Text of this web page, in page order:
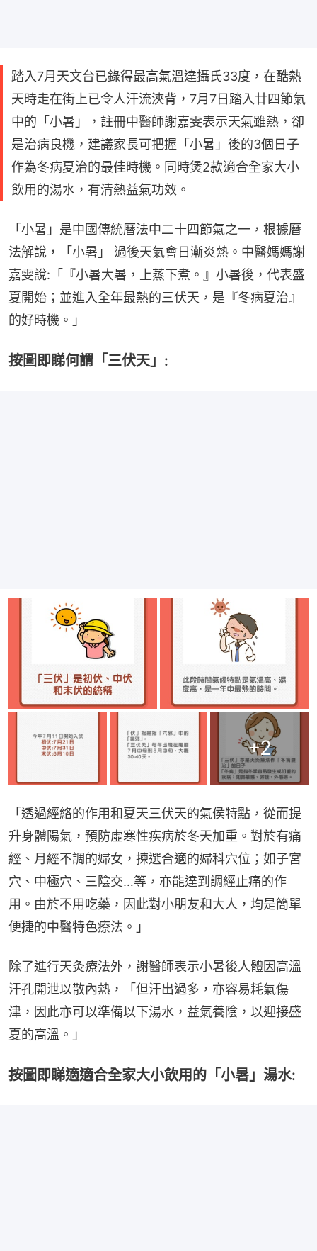
踏入7月天文台已錄得最高氣溫達攝氏33度，在酷熱
天時走在街上已令人汗流浹背，7月7日踏入廿四節氣
中的「小暑」，註冊中醫師謝嘉雯表示天氣雖熱，卻
是治病良機，建議家長可把握「小暑」後的3個日子
作為冬病夏治的最佳時機。同時煲2款適合全家大小
飲用的湯水，有清熱益氣功效。
「小暑」是中國傳統曆法中二十四節氣之一，根據曆
法解說，「小暑」 過後天氣會日漸炎熱。中醫媽媽謝
嘉雯說:「『小暑大暑，上蒸下煮。』小暑後，代表盛
夏開始；並進入全年最熱的三伏天，是『冬病夏治』
的好時機。」
按圖即睇何謂「三伏天」:
+2
「透過經絡的作用和夏天三伏天的氣侯特點，從而提
升身體陽氣，預防虛寒性疾病於冬天加重。對於有痛
經、月經不調的婦女，揀選合適的婦科穴位；如子宮
穴、中極穴、三陰交…等，亦能達到調經止痛的作
用。由於不用吃藥，因此對小朋友和大人，均是簡單
便捷的中醫特色療法。」
除了進行天灸療法外，謝醫師表示小暑後人體因高溫
汗孔開泄以散內熱，「但汗出過多，亦容易耗氣傷
津，因此亦可以準備以下湯水，益氣養陰，以迎接盛
夏的高溫。」
按圖即睇適適合全家大小飲用的「小暑」湯水: